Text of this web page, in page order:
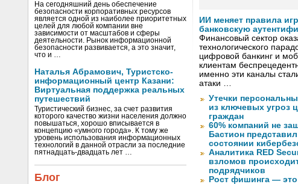
На сегодняшний день обеспечение
безопасности корпоративных ресурсов
является одной из наиболее приоритетных
целей для любой компании вне
зависимости от масштабов и сферы
деятельности. Рынок информационной
безопасности развивается, а это значит,
что и …
Наталья Абрамович, Туристско-
информационный центр Казани:
Виртуальная поддержка реальных
путешествий
Туристический бизнес, за счет развития
которого качество жизни населения должно
повышаться, хорошо вписывается в
концепцию «умного города». К тому же
уровень использования информационных
технологий в данной отрасли за последние
пятнадцать-двадцать лет …
Блог
ИИ меняет правила
банковскую
Финансовый сектор
технологического
цифровой банкинг и
клиентам
именно эти каналы
атаки …
Утечки
из ключевых угроз
граждан
60% компаний не
Бастион
состоянии
Аналитика RED
взломов
подрядчиков
Рост фишинга —